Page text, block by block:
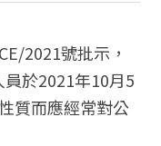
於2021年10月5
質而應經常對公